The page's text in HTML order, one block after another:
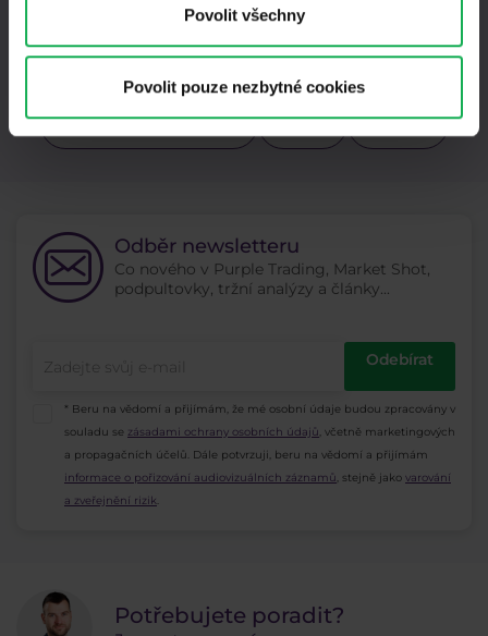
Povolit všechny
Povolit pouze nezbytné cookies
Trading tipy
Zkušení obchodníci Zlato ZOOM
Odběr newsletteru
Co nového v Purple Trading, Market Shot,
podpultovky, tržní analýzy a články...
Odebírat
* Beru na vědomí a přijímám, že mé osobní údaje budou zpracovány v
souladu se zásadami ochrany osobních údajů, včetně marketingových
a propagačních účelů. Dále potvrzuji, beru na vědomí a přijímám
informace o pořizování audiovizuálních záznamů, stejně jako varování
a zveřejnění rizik.
Potřebujete poradit?